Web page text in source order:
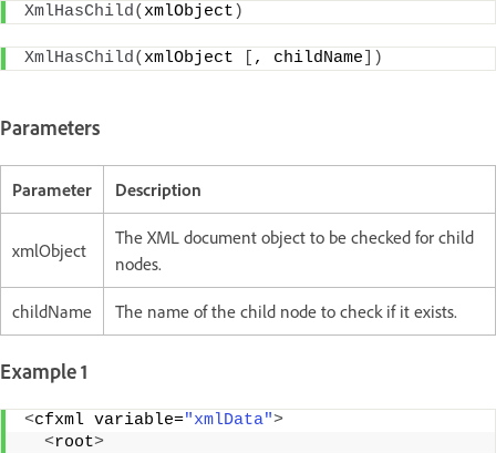
XmlHasChild( xmlObject )
XmlHasChild( xmlObject , childName ])
Parameters
Parameter Description
xmlObject
The XML document object to be checked for child
nodes.
childName The name of the child node to check if it exists.
Example 1
<cfxml variable="xmlData">
<root>